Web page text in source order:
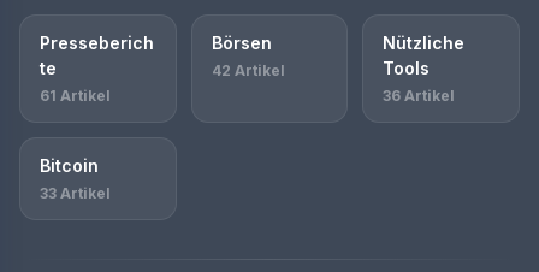
Presseberich
te
61 Artikel
Börsen
42 Artikel
Nützliche
Tools
36 Artikel
Bitcoin
33 Artikel